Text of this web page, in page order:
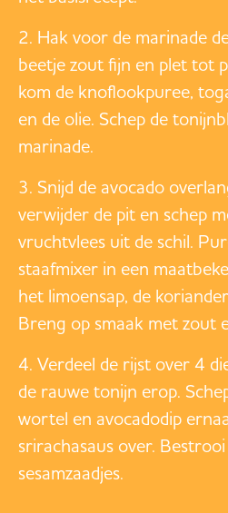
Hak voor de marinade
beetje zout fijn en plet tot
kom de knoflookpuree,
en de olie. Schep de
marinade.
Snijd de avocado
verwijder de pit en schep
vruchtvlees uit de schil.
staafmixer in een
het limoensap, de
Breng op smaak met zout
Verdeel de rijst over 4
de rauwe tonijn erop.
wortel en avocadodip
srirachasaus over.
sesamzaadjes.